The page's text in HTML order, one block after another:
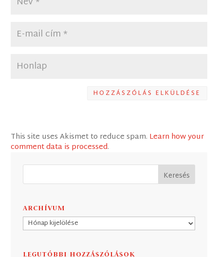
HOZZÁSZÓLÁS ELKÜLDÉSE
This site uses Akismet to reduce spam. Learn how your
comment data is processed.
ARCHÍVUM
Archívum
LEGUTÓBBI HOZZÁSZÓLÁSOK